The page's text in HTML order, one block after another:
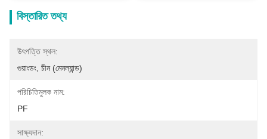
বিস্তারিত তথ্য
উৎপত্তি স্থল:
গুয়াংডং, চীন (মেনল্যান্ড)
পরিচিতিমুলক নাম:
PF
সাক্ষ্যদান: